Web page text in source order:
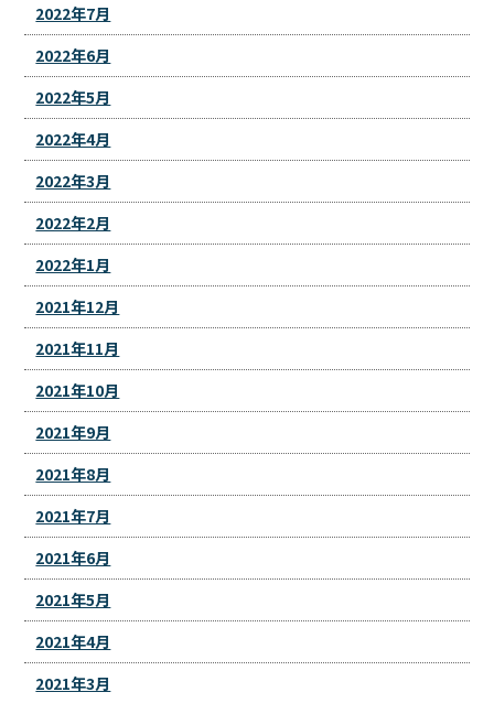
2022年7月
2022年6月
2022年5月
2022年4月
2022年3月
2022年2月
2022年1月
2021年12月
2021年11月
2021年10月
2021年9月
2021年8月
2021年7月
2021年6月
2021年5月
2021年4月
2021年3月